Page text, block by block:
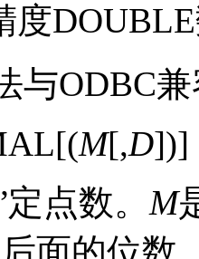
度DOUBLE
与ODBC
M[,D])]
定点数。 M